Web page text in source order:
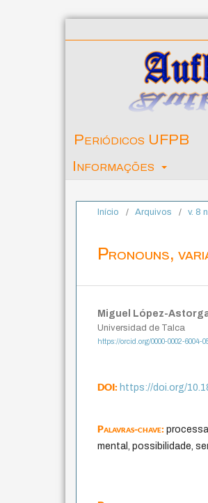
Periódicos UFPB
Informações
Início / Arquivos / v. 8
Pronouns,
Miguel López-
Universidad de Talca
https://orcid.org/0000-0002-6004-
DOI:https://doi.org/
Palavras-chave:
mental, possibilidade,